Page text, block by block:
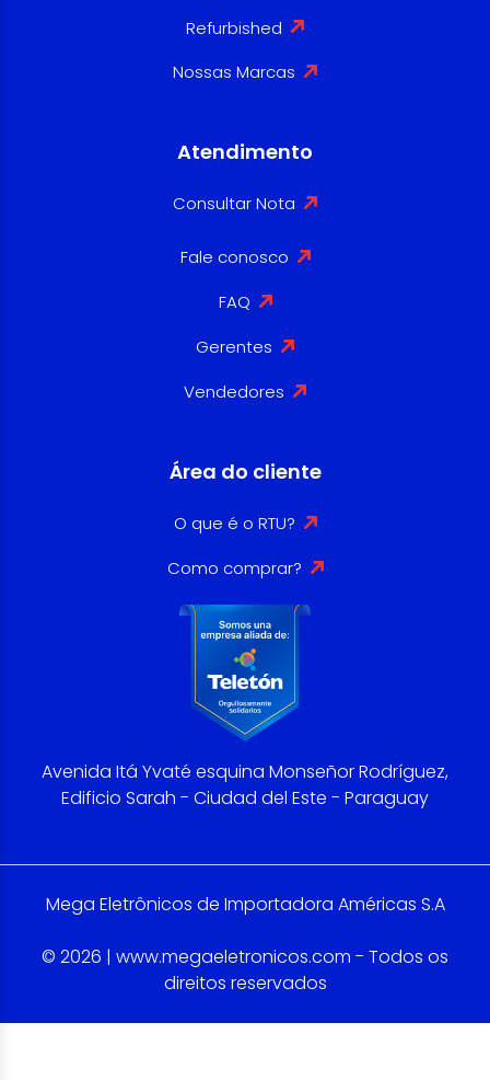
Refurbished
Nossas Marcas
Atendimento
Consultar Nota
Fale conosco
FAQ
Gerentes
Vendedores
Área do cliente
O que é o RTU?
Como comprar?
Avenida Itá Yvaté esquina Monseñor Rodríguez,
Edificio Sarah - Ciudad del Este - Paraguay
Mega Eletrônicos de Importadora Américas S.A
© 2026 | www.megaeletronicos.com - Todos os
direitos reservados